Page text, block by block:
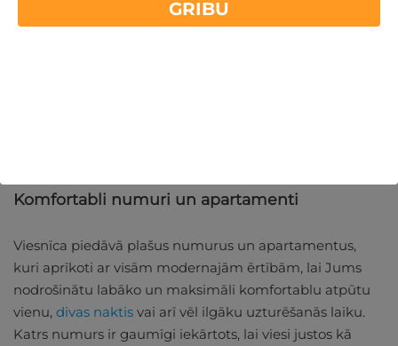
krastā, nodrošinot viesiem skaistus skatus un iespēju
doties mierīgā pastaigā gar upes krastu.
Komfortabli numuri un apartamenti
Viesnīca piedāvā plašus numurus un apartamentus,
kuri aprīkoti ar visām modernajām ērtībām, lai Jums
nodrošinātu labāko un maksimāli komfortablu atpūtu
vienu, divas naktis vai arī vēl ilgāku uzturēšanās laiku.
Katrs numurs ir gaumīgi iekārtots, lai viesi justos kā
GRIBU